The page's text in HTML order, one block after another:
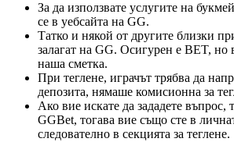
За да използвате услугите на
се в уебсайта на GG.
Татко и някой от другите близки
залагат на GG. Осигурен е BET, но
наша сметка.
При теглене, играчът трябва да
депозита, нямаше комисионна за
Ако вие искате да зададете въпрос,
GGBet, тогава вие също сте в
следователно в секцията за теглене.